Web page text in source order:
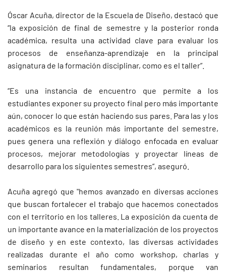
Óscar Acuña, director de la Escuela de Diseño, destacó que
“la exposición de final de semestre y la posterior ronda
académica, resulta una actividad clave para evaluar los
procesos de enseñanza-aprendizaje en la principal
asignatura de la formación disciplinar, como es el taller”.
“Es una instancia de encuentro que permite a los
estudiantes exponer su proyecto final pero más importante
aún, conocer lo que están haciendo sus pares. Para las y los
académicos es la reunión más importante del semestre,
pues genera una reflexión y diálogo enfocada en evaluar
procesos, mejorar metodologías y proyectar líneas de
desarrollo para los siguientes semestres”, aseguró.
Acuña agregó que "hemos avanzado en diversas acciones
que buscan fortalecer el trabajo que hacemos conectados
con el territorio en los talleres. La exposición da cuenta de
un importante avance en la materialización de los proyectos
de diseño y en este contexto, las diversas actividades
realizadas durante el año como workshop, charlas y
seminarios resultan fundamentales, porque van